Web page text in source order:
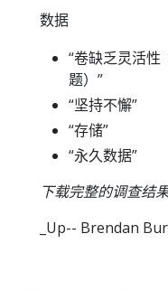
数据
“卷缺乏灵活性
题）”
“坚持不懈”
“存储”
“永久数据”
下载完整的调查结
_Up-- Brendan